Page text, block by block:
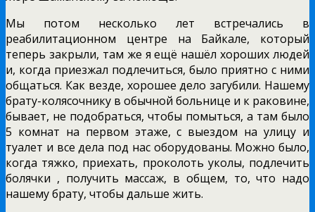
Мы потом несколько лет встречались в
реабилитационном центре на Байкале, который
теперь закрыли, там же я ещё нашёл хороших людей
и, когда приезжал подлечиться, было приятно с ними
общаться. Как везде, хорошее дело загубили. Нашему
брату-колясочнику в обычной больнице и к раковине,
бывает, не подобраться, чтобы помыться, а там было
5 комнат на первом этаже, с выездом на улицу и
туалет и все дела под нас оборудованы. Можно было,
когда тяжко, приехать, проколоть уколы, подлечить
болячки , получить массаж, в общем, то, что надо
нашему брату, чтобы дальше жить.